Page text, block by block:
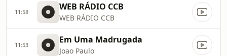
11:58 WEB RÁDIO CCB
WEB RÁDIO CCB
11:53 Em Uma Madrugada
Joao Paulo